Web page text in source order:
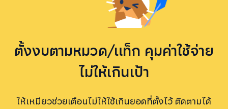
ตั้งงบตามหมวด/แท็ก คุมค่าใช้จ่าย
ไม่ให้เกินเป้า
ให้เหมียวช่วยเตือนไม่ให้ใช้เกินยอดที่ตั้งไว้ ติดตามได้